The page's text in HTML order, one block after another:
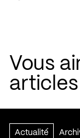
Vous
articles
Actualité